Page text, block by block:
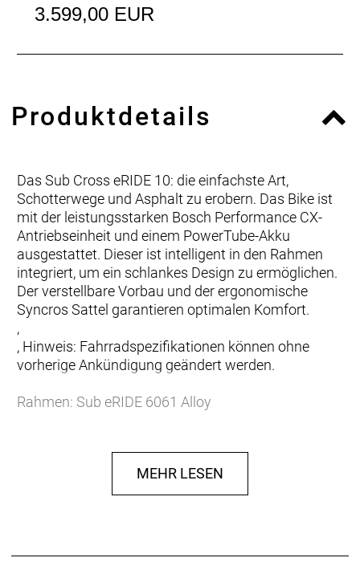
3.599,00 EUR
Produktdetails
Das Sub Cross eRIDE 10: die einfachste Art,
Schotterwege und Asphalt zu erobern. Das Bike ist
mit der leistungsstarken Bosch Performance CX-
Antriebseinheit und einem PowerTube-Akku
ausgestattet. Dieser ist intelligent in den Rahmen
integriert, um ein schlankes Design zu ermöglichen.
Der verstellbare Vorbau und der ergonomische
Syncros Sattel garantieren optimalen Komfort.
,
, Hinweis: Fahrradspezifikationen können ohne
vorherige Ankündigung geändert werden.
Rahmen: Sub eRIDE 6061 Alloy
Gabel Federweg: 63 mm
Schaltwerk: Shimano Deore RD M5120SGS 10
MEHR LESEN